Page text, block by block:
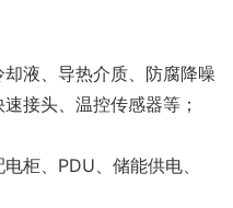
液、导热介质、防腐降噪
接头、温控传感器等；
柜、PDU、储能供电、